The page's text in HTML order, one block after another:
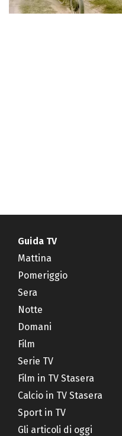
Guida TV
Mattina
Pomeriggio
Sera
Notte
Domani
Film
Serie TV
Film in TV Stasera
Calcio in TV Stasera
Sport in TV
Gli articoli di oggi